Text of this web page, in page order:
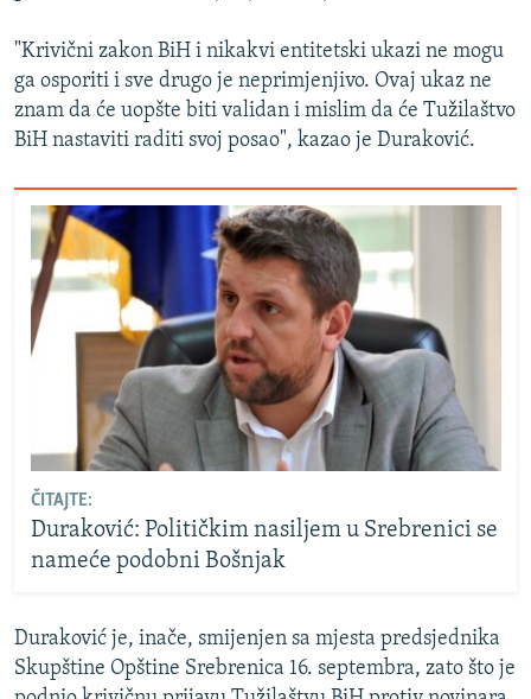
"Krivični zakon BiH i nikakvi entitetski ukazi ne mogu
ga osporiti i sve drugo je neprimjenjivo. Ovaj ukaz ne
znam da će uopšte biti validan i mislim da će Tužilaštvo
BiH nastaviti raditi svoj posao", kazao je Duraković.
ČITAJTE:
Duraković: Političkim nasiljem u Srebrenici se
nameće podobni Bošnjak
Duraković je, inače, smijenjen sa mjesta predsjednika
Skupštine Opštine Srebrenica 16. septembra, zato što je